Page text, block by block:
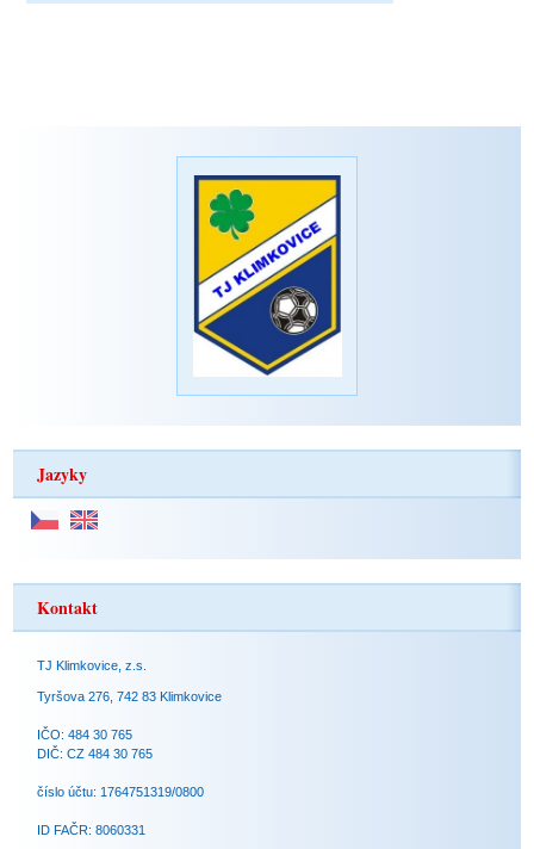
Jazyky
Kontakt
TJ Klimkovice, z.s.
Tyršova 276, 742 83 Klimkovice
IČO: 484 30 765
DIČ: CZ 484 30 765
číslo účtu: 1764751319/0800
ID FAČR: 8060331